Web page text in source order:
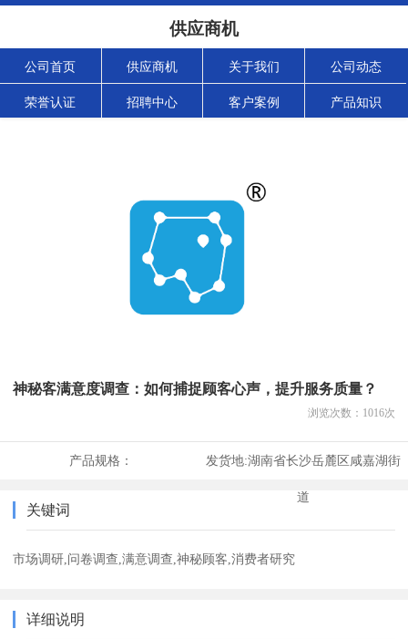
供应商机
公司首页 供应商机 关于我们 公司动态
荣誉认证 招聘中心 客户案例 产品知识
神秘客满意度调查：如何捕捉顾客心声，提升服务质量？
浏览次数： 1016次
产品规格： 发货地:湖南省长沙岳麓区咸嘉湖街
道
关键词
市场调研,问卷调查,满意调查,神秘顾客,消费者研究
详细说明